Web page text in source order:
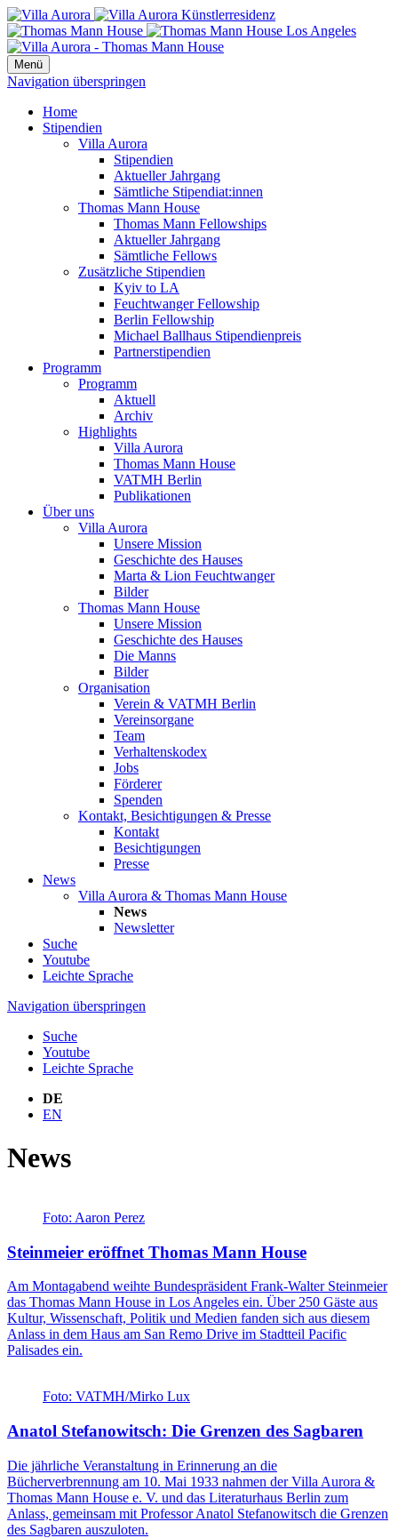
Menü
Navigation überspringen
Home
Stipendien
Villa Aurora
Stipendien
Aktueller Jahrgang
Sämtliche Stipendiat:innen
Thomas Mann House
Thomas Mann Fellowships
Aktueller Jahrgang
Sämtliche Fellows
Zusätzliche Stipendien
Kyiv to LA
Feuchtwanger Fellowship
Berlin Fellowship
Michael Ballhaus Stipendienpreis
Partnerstipendien
Programm
Programm
Aktuell
Archiv
Highlights
Villa Aurora
Thomas Mann House
VATMH Berlin
Publikationen
Über uns
Villa Aurora
Unsere Mission
Geschichte des Hauses
Marta & Lion Feuchtwanger
Bilder
Thomas Mann House
Unsere Mission
Geschichte des Hauses
Die Manns
Bilder
Organisation
Verein & VATMH Berlin
Vereinsorgane
Team
Verhaltenskodex
Jobs
Förderer
Spenden
Kontakt, Besichtigungen & Presse
Kontakt
Besichtigungen
Presse
News
Villa Aurora & Thomas Mann House
News
Newsletter
Suche
Youtube
Leichte Sprache
Navigation überspringen
Suche
Youtube
Leichte Sprache
DE
EN
News
Foto: Aaron Perez
Steinmeier eröffnet Thomas Mann House
Am Montagabend weihte Bundespräsident Frank-Walter Steinmeier
das Thomas Mann House in Los Angeles ein. Über 250 Gäste aus
Kultur, Wissenschaft, Politik und Medien fanden sich aus diesem
Anlass in dem Haus am San Remo Drive im Stadtteil Pacific
Palisades ein.
Foto: VATMH/Mirko Lux
Anatol Stefanowitsch: Die Grenzen des Sagbaren
Die jährliche Veranstaltung in Erinnerung an die
Bücherverbrennung am 10. Mai 1933 nahmen der Villa Aurora &
Thomas Mann House e. V. und das Literaturhaus Berlin zum
Anlass, gemeinsam mit Professor Anatol Stefanowitsch die Grenzen
des Sagbaren auszuloten.